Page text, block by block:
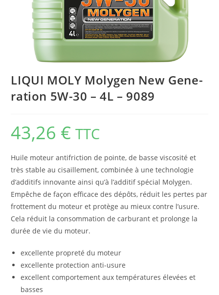
LIQUI MOLY Molygen New Gene­
ra­tion 5W-30 – 4L – 9089
43,26 € TTC
Huile moteur antifriction de pointe, de basse viscosité et
très stable au cisaillement, combinée à une technologie
d’additifs innovante ainsi qu’à l’additif spécial Molygen.
Empêche de façon efficace des dépôts, réduit les pertes par
frottement du moteur et protège au mieux contre l’usure.
Cela réduit la consommation de carburant et prolonge la
durée de vie du moteur.
excellente propreté du moteur
excellente protection anti-usure
excellent comportement aux températures élevées et
basses